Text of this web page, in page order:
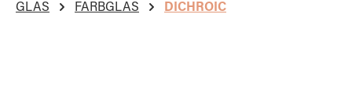
GLAS FARBGLAS DICHROIC